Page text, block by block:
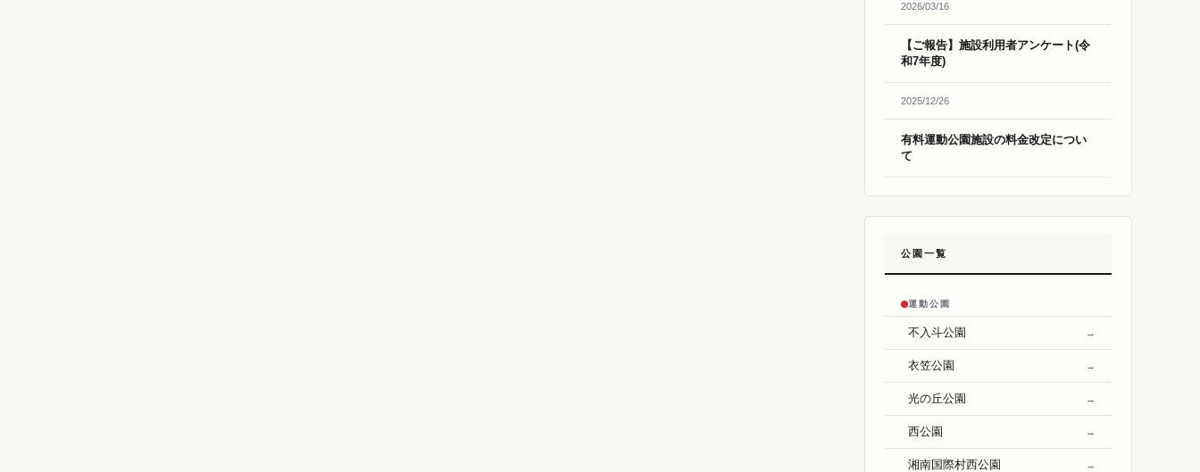
2026/03/16
【ご報告】施設利用者アンケート(令
和7年度)
2025/12/26
有料運動公園施設の料金改定につい
て
公園一覧
運動公園
不入斗公園 →
衣笠公園 →
光の丘公園 →
西公園 →
湘南国際村西公園 →